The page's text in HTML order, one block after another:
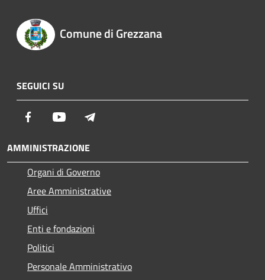
Comune di Grezzana
SEGUICI SU
Facebook Youtube
AMMINISTRAZIONE
Organi di Governo
Aree Amministrative
Uffici
Enti e fondazioni
Politici
Personale Amministrativo